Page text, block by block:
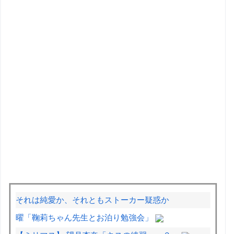
それは純愛か、それともストーカー疑惑か
曜「鞠莉ちゃん先生とお泊り勉強会」